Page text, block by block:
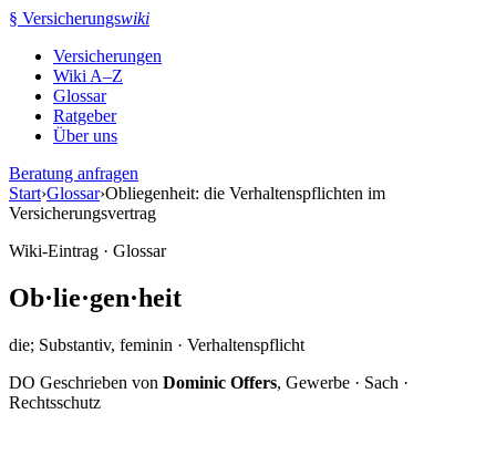
Zum
springen
§ Versicherungswiki
Versicherungen
Wiki A–Z
Glossar
Ratgeber
Über uns
Beratung anfragen
Start›Glossar›Obliegenheit: die Verhaltenspflichten im
Versicherungsvertrag
Wiki-Eintrag · Glossar
Ob·lie·gen·heit
die; Substantiv, feminin · Verhaltenspflicht
DO Geschrieben von Dominic Offers, Gewerbe · Sach ·
Rechtsschutz